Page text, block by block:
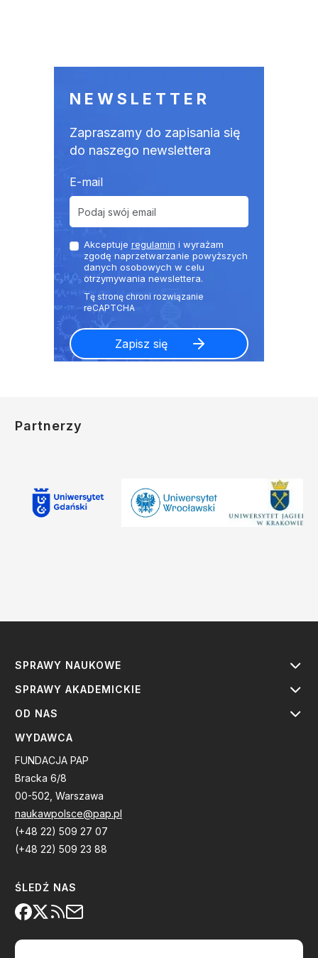
NEWSLETTER
Zapraszamy do zapisania się
do naszego newslettera
E-mail
Akceptuje regulamin i wyrażam
zgodę naprzetwarzanie powyższych
danych osobowych w celu
otrzymywania newslettera.
Partnerzy
SPRAWY NAUKOWE
SPRAWY AKADEMICKIE
OD NAS
WYDAWCA
FUNDACJA PAP
Bracka 6/8
00-502, Warszawa
naukawpolsce@pap.pl
(+48 22) 509 27 07
(+48 22) 509 23 88
ŚLEDŹ NAS